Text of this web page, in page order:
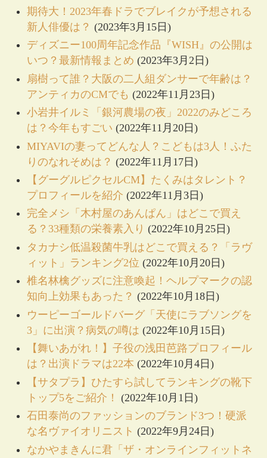
期待大！2023年春ドラでブレイクが予想される
新人俳優は？ (2023年3月15日)
ディズニー100周年記念作品『WISH』の公開は
いつ？最新情報まとめ (2023年3月2日)
扇樹って誰？大阪の二人組ダンサーで年齢は？
アンティカのCMでも (2022年11月23日)
小岩井イルミ「銀河農場の夜」2022のみどころ
は？今年もすごい (2022年11月20日)
MIYAVIの妻ってどんな人？こどもは3人！ふた
りのなれそめは？ (2022年11月17日)
【グーグルピクセルCM】たくみはタレント？
プロフィールを紹介 (2022年11月3日)
完全メシ「木村屋のあんぱん」はどこで買え
る？33種類の栄養素入り (2022年10月25日)
タカナシ低温殺菌牛乳はどこで買える？「ラヴ
ィット」ランキング2位 (2022年10月20日)
椎名林檎グッズに注意喚起！ヘルプマークの認
知向上効果もあった？ (2022年10月18日)
ウーピーゴールドバーグ「天使にラブソングを
3」に出演？病気の噂は (2022年10月15日)
【舞いあがれ！】子役の浅田芭路プロフィール
は？出演ドラマは22本 (2022年10月4日)
【サタプラ】ひたすら試してランキングの靴下
トップ5をご紹介！
(2022年10月1日)
石田泰尚のファッションのブランド3つ！硬派
な名ヴァイオリニスト (2022年9月24日)
なかやまきんに君「ザ・オンラインフィットネ